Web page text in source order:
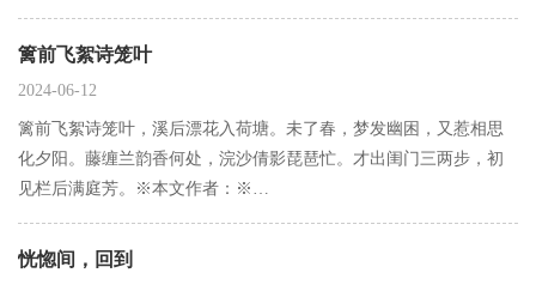
欢。关于写花的散文诗精选篇一：枯木心中的那朵花时光像呼市昨
夜的雨水轻易地洗刷了青城的过去唯一留下的只是现在的一切还有
篱前飞絮诗笼叶
2024-06-12
篱前飞絮诗笼叶，溪后漂花入荷塘。未了春，梦发幽困，又惹相思
化夕阳。藤缠兰韵香何处，浣沙倩影琵琶忙。才出闺门三两步，初
见栏后满庭芳。※本文作者：※…
恍惚间，回到